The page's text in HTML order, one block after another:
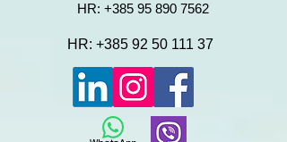
HR: +385 95 890 7562
HR: +385 92 50 111 37